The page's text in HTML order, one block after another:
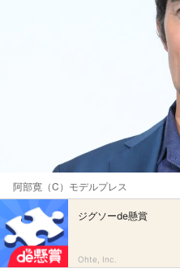
阿部寛（C）モデルプレス
ジグソーde懸賞
Ohte, Inc.